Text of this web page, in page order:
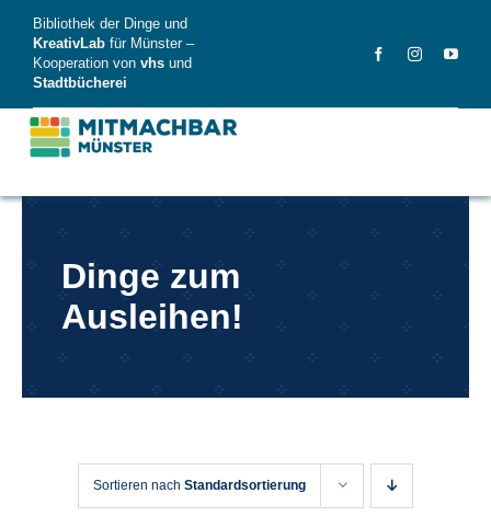
content
Bibliothek der Dinge und
KreativLab für Münster –
Kooperation von vhs und
Stadtbücherei
Dinge
FAQ
Dinge zum
Ausleihen!
Sortieren nach Standardsortierung